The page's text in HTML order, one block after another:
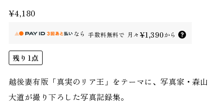
¥4,180
なら 手数料無料で 月々 ¥1,390から
残り1点
越後妻有版「真実のリア王」をテーマに、写真家・森山
大道が撮り下ろした写真記録集。